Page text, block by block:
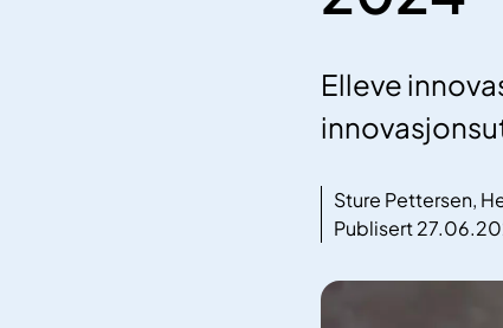
Elleve
Sture Pettersen,
Publisert